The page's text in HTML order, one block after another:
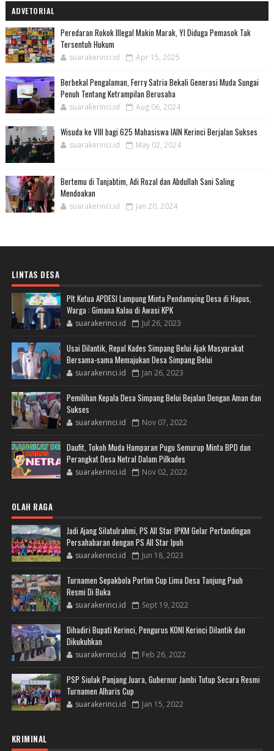
ADVETORIAL
Peredaran Rokok Illegal Makin Marak, YI Diduga Pemasok Tak
Tersentuh Hukum
suarakerinci.id Apr 15, 2025
Berbekal Pengalaman, Ferry Satria Bekali Generasi Muda Sungai
Penuh Tentang Ketrampilan Berusaha
suarakerinci.id Aug 06, 2024
Wisuda ke VIII bagi 625 Mahasiswa IAIN Kerinci Berjalan Sukses
suarakerinci.id May 02, 2024
Bertemu di Tanjabtim, Adi Rozal dan Abdullah Sani Saling
Mendoakan
suarakerinci.id Jan 20, 2024
LINTAS DESA
Plt Ketua APDESI Lampung Minta Pendamping Desa di Hapus,
Warga : Gimana Kalau di Awasi KPK
suarakerinci.id Jul 26, 2023
Usai Dilantik, Repal Kades Simpang Belui Ajak Masyarakat
Bersama-sama Memajukan Desa Simpang Belui
suarakerinci.id Jan 26, 2023
Pemilihan Kepala Desa Simpang Belui Bejalan Dengan Aman dan
Sukses
suarakerinci.id Nov 07, 2022
Daufit, Tokoh Muda Hamparan Pugu Semurup Minta BPD dan
Perangkat Desa Netral Dalam Pilkades
suarakerinci.id Nov 02, 2022
OLAH RAGA
Jadi Ajang Silatulrahmi, PS All Star IPKM Gelar Pertandingan
Persahabaran dengan PS All Star Ipuh
suarakerinci.id Jun 18, 2023
Turnamen Sepakbola Portim Cup Lima Desa Tanjung Pauh
Resmi Di Buka
suarakerinci.id Sept 19, 2022
Dihadiri Bupati Kerinci, Pengurus KONI Kerinci Dilantik dan
Dikukuhkan
suarakerinci.id Feb 26, 2022
PSP Siulak Panjang Juara, Gubernur Jambi Tutup Secara Resmi
Turnamen Alharis Cup
suarakerinci.id Jan 15, 2022
KRIMINAL